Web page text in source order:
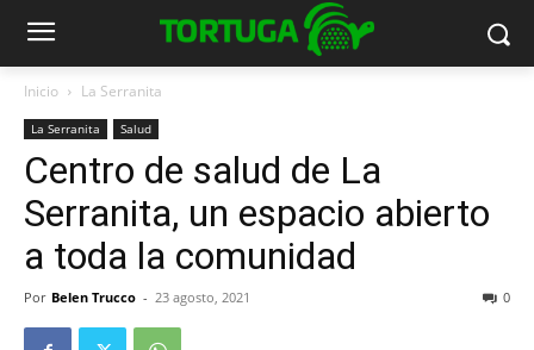
Inicio La Serranita
La Serranita Salud
Centro de salud de La
Serranita, un espacio abierto
a toda la comunidad
Por Belen Trucco - 23 agosto, 2021 0